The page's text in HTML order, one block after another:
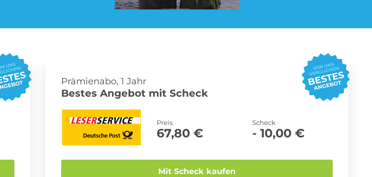
Süßigkeiten Abo Zeitschriften Abo
Prämienabo, 1 Jahr
Bestes Angebot mit Scheck
Preis
67,80 €
Scheck
- 10,00 €
Mit Scheck kaufen